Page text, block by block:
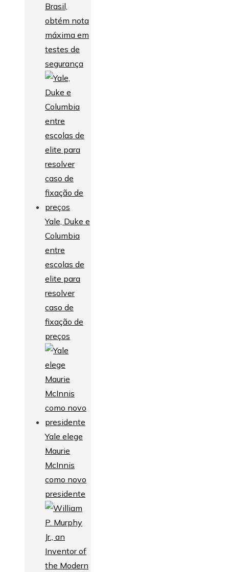
Brasil,
obtém nota
máxima em
testes de
segurança
Yale, Duke e
Columbia
entre
escolas de
elite para
resolver
caso de
fixação de
preços
Yale elege
Maurie
McInnis
como novo
presidente